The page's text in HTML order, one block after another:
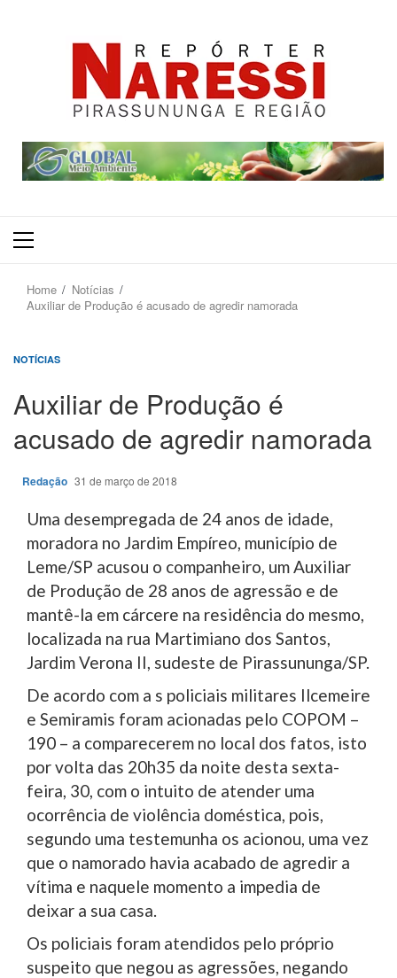
Primary
Home
Notícias
Auxiliar de Produção é acusado de agredir namorada
NOTÍCIAS
Auxiliar de Produção é
acusado de agredir namorada
Redação 31 de março de 2018
Uma desempregada de 24 anos de idade,
moradora no Jardim Empíreo, município de
Leme/SP acusou o companheiro, um Auxiliar
de Produção de 28 anos de agressão e de
mantê-la em cárcere na residência do mesmo,
localizada na rua Martimiano dos Santos,
Jardim Verona II, sudeste de Pirassununga/SP.
De acordo com a s policiais militares Ilcemeire
e Semiramis foram acionadas pelo COPOM –
190 – a comparecerem no local dos fatos, isto
por volta das 20h35 da noite desta sexta-
feira, 30, com o intuito de atender uma
ocorrência de violência doméstica, pois,
segundo uma testemunha os acionou, uma vez
que o namorado havia acabado de agredir a
vítima e naquele momento a impedia de
deixar a sua casa.
Os policiais foram atendidos pelo próprio
suspeito que negou as agressões, negando